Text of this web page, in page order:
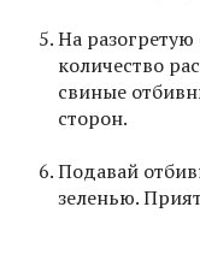
На
количество
свиные
сторон.
Подавай
зеленью.